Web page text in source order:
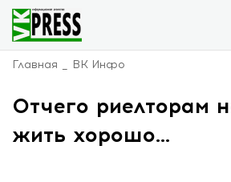
Главная ВК Инфо
Отчего риелторам
жить хорошо…